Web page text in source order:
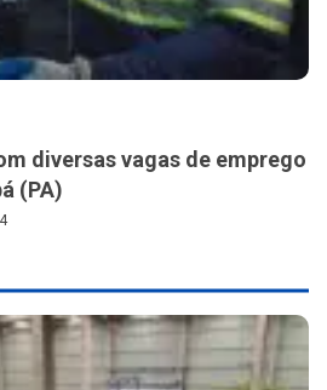
diversas vagas de emprego
(PA)